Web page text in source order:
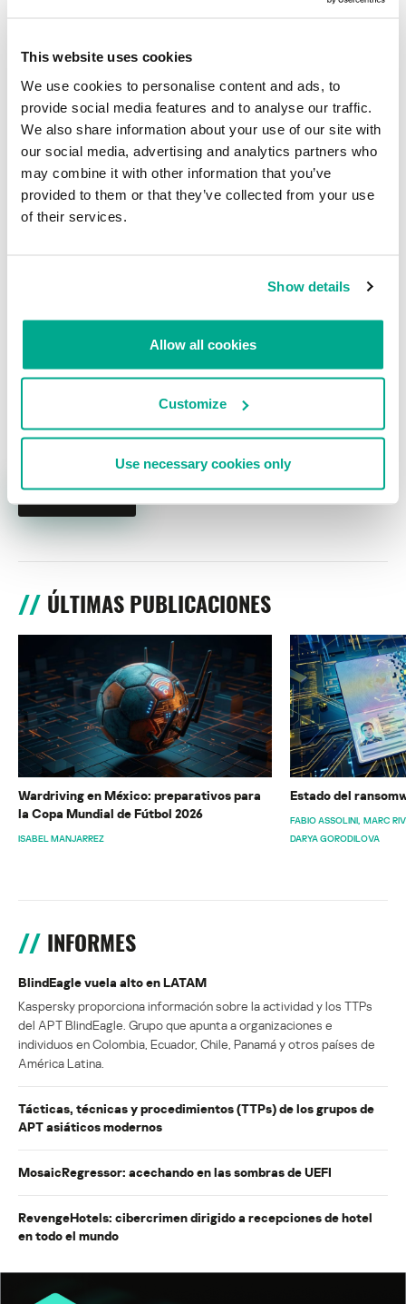
This website uses cookies
We use cookies to personalise content and ads, to
provide social media features and to analyse our traffic.
We also share information about your use of our site with
our social media, advertising and analytics partners who
may combine it with other information that you’ve
provided to them or that they’ve collected from your use
of their services.
Show details
Allow all cookies
Customize
Use necessary cookies only
Researchers warn of unfixable DNS denial of service NXNSAttack
SECURITY
Nueva vulnerabilidad en DNS puede explotar
sus principios más esenciales para distribuir
ataques DDoS
Correo electrónico
ÚLTIMAS PUBLICACIONES
Wardriving en México: preparativos para
la Copa Mundial de Fútbol 2026
ISABEL MANJARREZ
Estado del
FABIO ASSOLINI MARC
DARYA GORODILOVA
INFORMES
BlindEagle vuela alto en LATAM
Kaspersky proporciona información sobre la actividad y los TTPs
del APT BlindEagle. Grupo que apunta a organizaciones e
individuos en Colombia, Ecuador, Chile, Panamá y otros países de
América Latina.
Tácticas, técnicas y procedimientos (TTPs) de los grupos de
APT asiáticos modernos
MosaicRegressor: acechando en las sombras de UEFI
RevengeHotels: cibercrimen dirigido a recepciones de hotel
en todo el mundo